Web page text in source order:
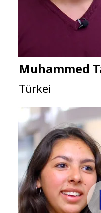
Muhammed
Türkei